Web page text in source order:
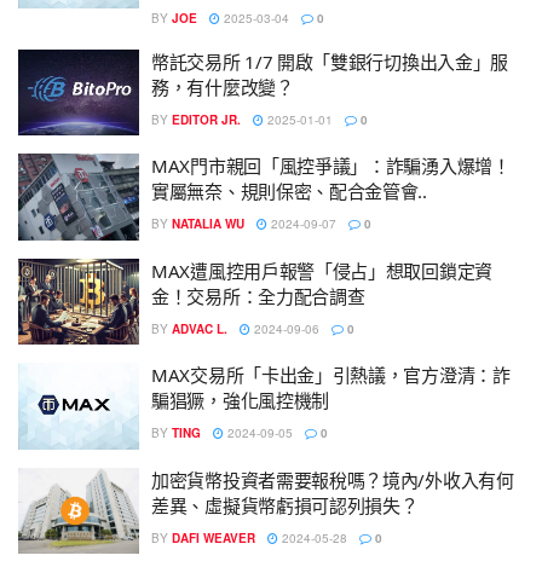
BY JOE 2025-03-04 0
幣託交易所 1/7 開啟「雙銀行切換出入金」服
務，有什麼改變？
BY EDITOR JR. 2025-01-01 0
MAX門市親回「風控爭議」：詐騙湧入爆增！
實屬無奈、規則保密、配合金管會..
BY NATALIA WU 2024-09-07 0
MAX遭風控用戶報警「侵占」想取回鎖定資
金！交易所：全力配合調查
BY ADVAC L. 2024-09-06 0
MAX交易所「卡出金」引熱議，官方澄清：詐
騙猖獗，強化風控機制
BY TING 2024-09-05 0
加密貨幣投資者需要報稅嗎？境內/外收入有何
差異、虛擬貨幣虧損可認列損失？
BY DAFI WEAVER 2024-05-28 0